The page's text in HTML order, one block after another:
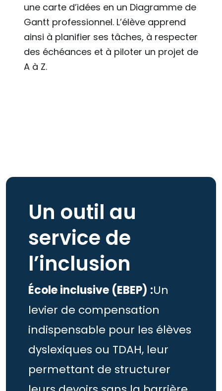
une carte d’idées en un Diagramme de
Gantt professionnel. L’élève apprend
ainsi à planifier ses tâches, à respecter
des échéances et à piloter un projet de
A à Z.
Un outil au
service de
l’inclusion
École inclusive (EBEP) :Un
levier de compensation
indispensable pour les élèves
dyslexiques ou TDAH, leur
permettant de structurer